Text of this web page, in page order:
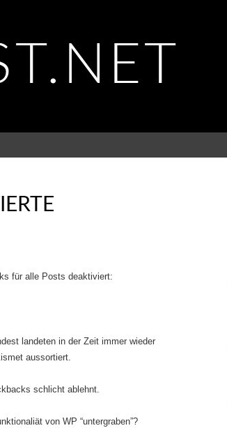
für alle Posts deaktiviert:
landeten in der Zeit immer wieder
aussortiert.
schlicht ablehnt.
von WP “untergraben”?